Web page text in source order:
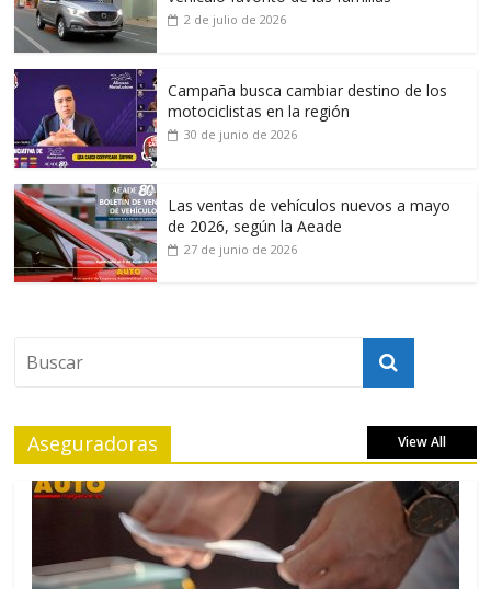
2 de julio de 2026
Campaña busca cambiar destino de los
motociclistas en la región
30 de junio de 2026
Las ventas de vehículos nuevos a mayo
de 2026, según la Aeade
27 de junio de 2026
Aseguradoras View All